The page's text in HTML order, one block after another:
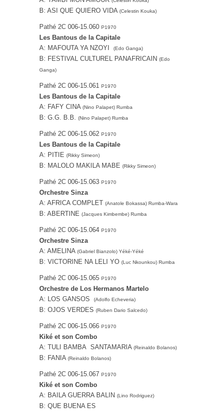
B: ASI QUE QUIERO VIDA (Celestin Kouka)
Pathé 2C 006-15.060 P1970
Les Bantous de la Capitale
A: MAFOUTA YA NZOYI
(Edo Ganga)
B: FESTIVAL CULTUREL PANAFRICAIN (Edo
Ganga)
Pathé 2C 006-15.061 P1970
Les Bantous de la Capitale
A: FAFY CINA (Nino Palapet) Rumba
B: G.G. B.B. (Nino Palapet) Rumba
Pathé 2C 006-15.062 P1970
Les Bantous de la Capitale
A: PITIE (Rikky Simeon)
B: MALOLO MAKILA MABE (Rikky Simeon)
Pathé 2C 006-15.063 P1970
Orchestre Sinza
A: AFRICA COMPLET (Anatole Bokassa) Rumba-Wara
B: ABERTINE (Jacques Kimbembe) Rumba
Pathé ‎2C 006-15.064 P1970
Orchestre Sinza
A: AMELINA (Gabriel Bianzolo) Yéké-Yéké
B: VICTORINE NA LELI YO (Luc Nkounkou) Rumba
Pathé 2C 006-15.065 P1970
Orchestre de Los Hermanos Martelo
A: LOS GANSOS
(Adolfo Echeveria)
B: OJOS VERDES (Ruben Dario Salcedo)
Pathé 2C 006-15.066 P1970
Kiké et son Combo
A: TULI BAMBA SANTAMARIA (Reinaldo Bolanos)
B: FANIA (Reinaldo Bolanos)
Pathé 2C 006-15.067 P1970
Kiké et son Combo
A: BAILA GUERRA BALIN (Lino Rodriguez)
B: QUE BUENA ES